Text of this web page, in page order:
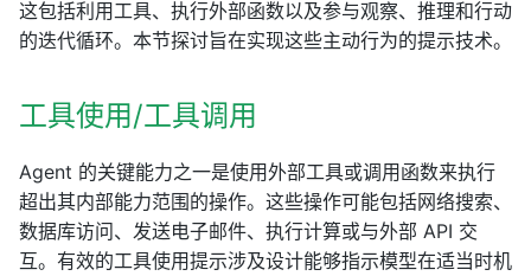
这包括利用工具、执行外部函数以及参与观察、推理和行动
的迭代循环。本节探讨旨在实现这些主动行为的提示技术。
工具使用/工具调用
Agent 的关键能力之一是使用外部工具或调用函数来执行
超出其内部能力范围的操作。这些操作可能包括网络搜索、
数据库访问、发送电子邮件、执行计算或与外部 API 交
互。有效的工具使用提示涉及设计能够指示模型在适当时机